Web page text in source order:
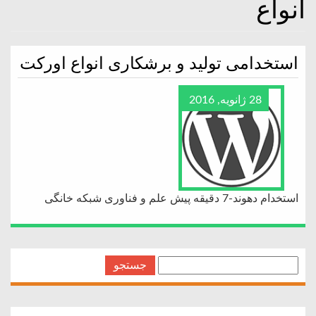
انواع
استخدامی تولید و برشکاری انواع اورکت
28 ژانویه, 2016
استخدام دهوند-7 دقیقه پیش علم و فناوری شبکه خانگی